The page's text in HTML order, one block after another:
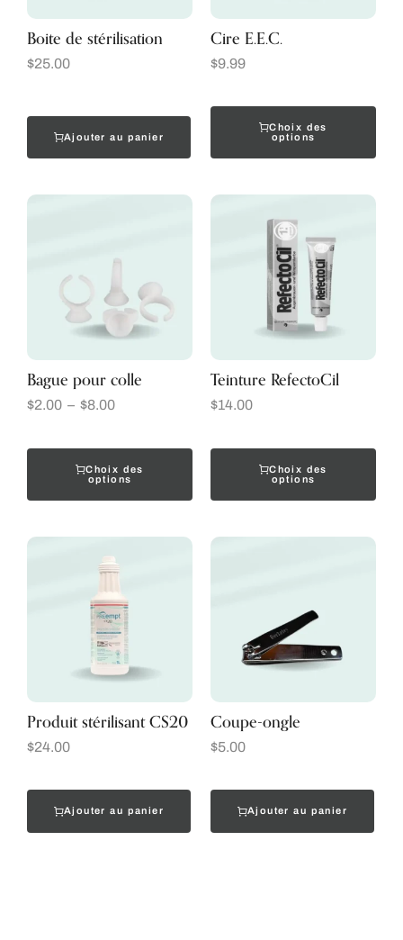
Boite de stérilisation
$25.00
Ajouter au panier
Cire E.E.C.
$9.99
Choix des
options
Bague pour colle
$2.00 – $8.00
Choix des
options
Teinture RefectoCil
$14.00
Choix des
options
Produit stérilisant CS20
$24.00
Ajouter au panier
Coupe-ongle
$5.00
Ajouter au panier